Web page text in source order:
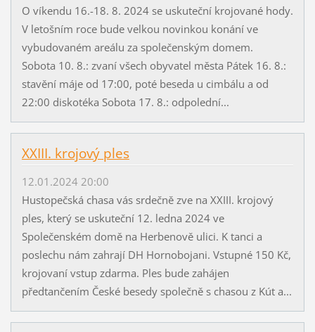
O víkendu 16.-18. 8. 2024 se uskuteční krojované hody.
V letošním roce bude velkou novinkou konání ve
vybudovaném areálu za společenským domem.
Sobota 10. 8.: zvaní všech obyvatel města Pátek 16. 8.:
stavění máje od 17:00, poté beseda u cimbálu a od
22:00 diskotéka Sobota 17. 8.: odpolední...
XXIII. krojový ples
12.01.2024 20:00
Hustopečská chasa vás srdečně zve na XXIII. krojový
ples, který se uskuteční 12. ledna 2024 ve
Společenském domě na Herbenově ulici. K tanci a
poslechu nám zahrají DH Hornobojani. Vstupné 150 Kč,
krojovaní vstup zdarma. Ples bude zahájen
předtančením České besedy společně s chasou z Kút a...